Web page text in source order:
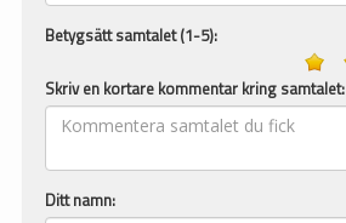
Betygsätt samtalet (1-5):
Skriv en kortare kommentar kring samtalet:
Ditt namn: